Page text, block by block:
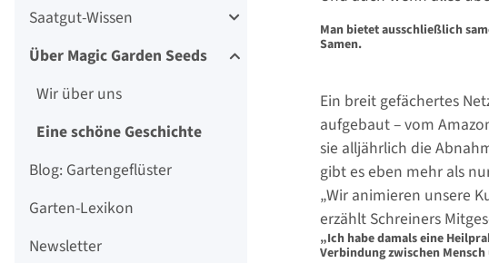
Man bietet ausschließlich
Samen.
Ein breit gefächertes
aufgebaut – vom
sie alljährlich die
gibt es eben mehr als
„Wir animieren unsere
erzählt Schreiners
„Ich habe damals eine
Verbindung zwischen Mensch
Saatgut-Wissen
Über Magic Garden Seeds
Wir über uns
Eine schöne Geschichte
Blog: Gartengeflüster
Garten-Lexikon
Newsletter